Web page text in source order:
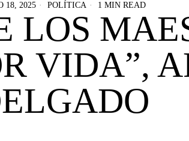
18, 2025 POLÍTICA 1 MIN READ
LOS
VIDA”,